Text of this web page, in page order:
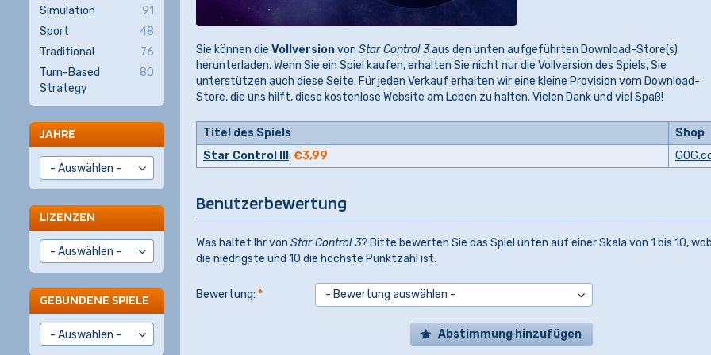
Sie können die Vollversionvon Star Control 3aus den unten aufgeführten Download-Store(s)
herunterladen. Wenn Sie ein Spiel kaufen, erhalten Sie nicht nur die Vollversion des Spiels, Sie
unterstützen auch diese Seite. Für jeden Verkauf erhalten wir eine kleine Provision vom Download-
Store, die uns hilft, diese kostenlose Website am Leben zu halten. Vielen Dank und viel Spaß!
Titel des Spiels
Shop
Star Control III : €3,99
Benutzerbewertung
Was haltet Ihr von Star Control 3? Bitte bewerten Sie das Spiel unten auf einer Skala von 1 bis 10,
die niedrigste und 10 die höchste Punktzahl ist.
Bewertung: *
Abstimmung hinzufügen
Simulation
91
Sport
48
Traditional
76
Turn-Based
Strategy
80
JAHRE
LIZENZEN
GEBUNDENE SPIELE